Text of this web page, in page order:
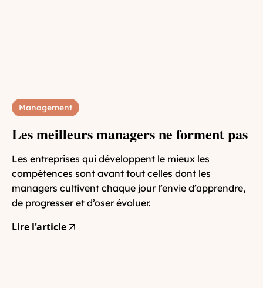
Management
Les meilleurs managers ne forment pas
Les entreprises qui développent le mieux les
compétences sont avant tout celles dont les
managers cultivent chaque jour l’envie d’apprendre,
de progresser et d’oser évoluer.
Lire l'article